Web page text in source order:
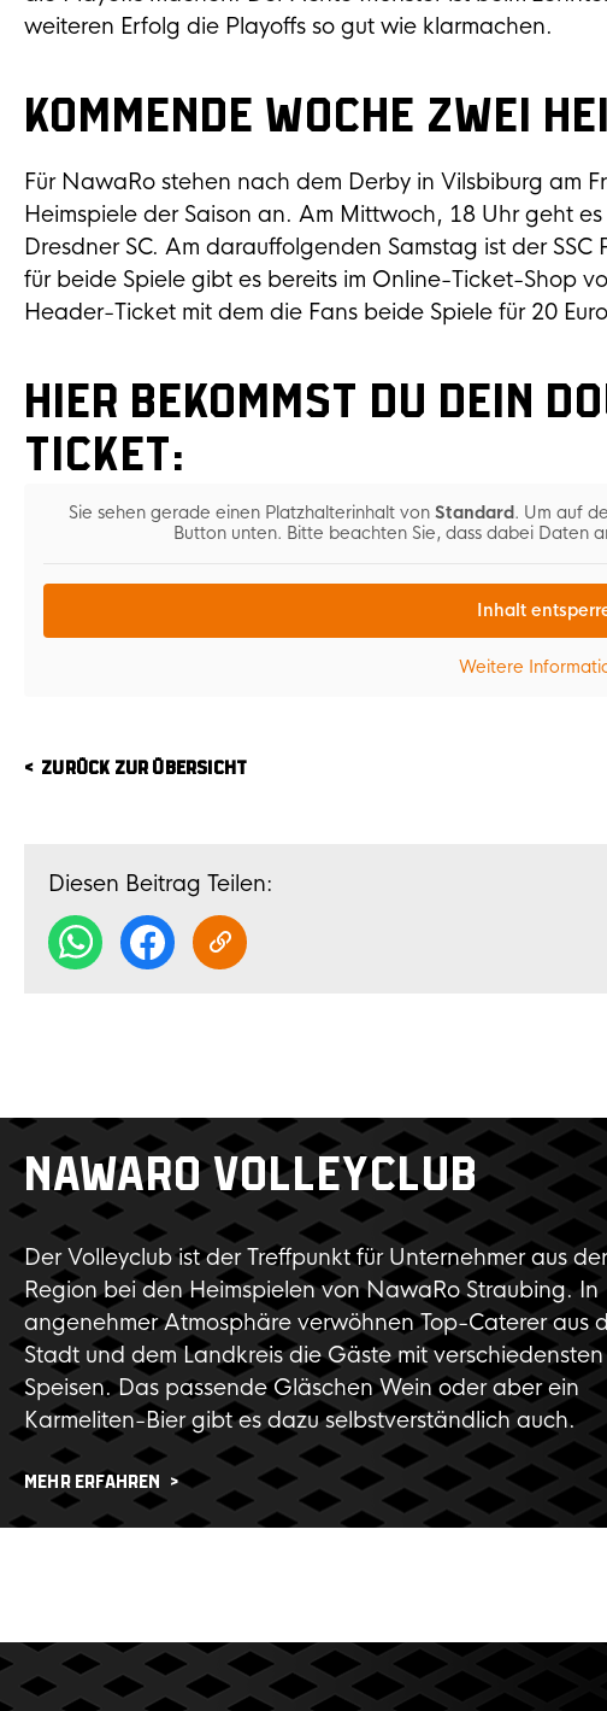
weiteren Erfolg die Playoffs so gut wie klarmachen.
Kommende Woche zwei
Für NawaRo stehen nach dem Derby in Vilsbiburg am
Heimspiele der Saison an. Am Mittwoch, 18 Uhr geht
Dresdner SC. Am darauffolgenden Samstag ist der
für beide Spiele gibt es bereits im Online-Ticket-Shop
Header-Ticket mit dem die Fans beide Spiele für 20
Hier bekommst du dein
Ticket:
Sie sehen gerade einen Platzhalterinhalt vonStandard. Um auf
Button unten. Bitte beachten Sie, dass dabei Daten
Inhalt
Weitere
ZURÜCK ZUR ÜBERSICHT
Diesen Beitrag Teilen:
NAWARO VOLLEYCLUB
Der Volleyclub ist der Treffpunkt für Unternehmer aus
Region bei den Heimspielen von NawaRo Straubing. In
angenehmer Atmosphäre verwöhnen Top-Caterer aus
Stadt und dem Landkreis die Gäste mit verschiedensten
Speisen. Das passende Gläschen Wein oder aber ein
Karmeliten-Bier gibt es dazu selbstverständlich auch.
MEHR ERFAHREN